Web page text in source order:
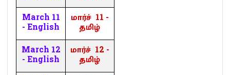
March 11
- English
மார்ச் 11 -
தமிழ்
March 12
- English
மார்ச் 12 -
தமிழ்